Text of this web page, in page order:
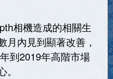
相機造成的相關生
月內見到顯著改善，
到2019年高階市場